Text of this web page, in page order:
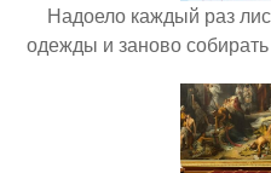
Надоело каждый раз
одежды и заново